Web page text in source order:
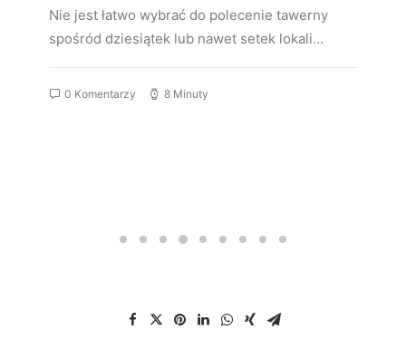
Nie jest łatwo wybrać do polecenie tawerny
spośród dziesiątek lub nawet setek lokali…
0 Komentarzy 8 Minuty